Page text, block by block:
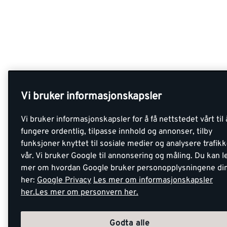
Vi bruker informasjonskapsler
Vi bruker informasjonskapsler for å få nettstedet vårt til
fungere ordentlig, tilpasse innhold og annonser, tilby
funksjoner knyttet til sosiale medier og analysere
vår. Vi bruker Google til annonsering og måling. Du kan
mer om hvordan Google bruker personopplysningene
her: Google Privacy Les mer om informasjonskapsler
her.Les mer om personvern her.
Godta alle